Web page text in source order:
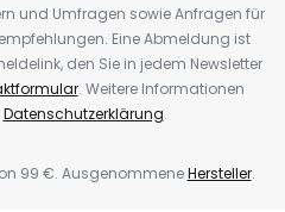
und Umfragen sowie Anfragen für
Eine Abmeldung ist
den Sie in jedem Newsletter
. Weitere Informationen
Datenschutzerklärung.
99 €. AusgenommeneHersteller.